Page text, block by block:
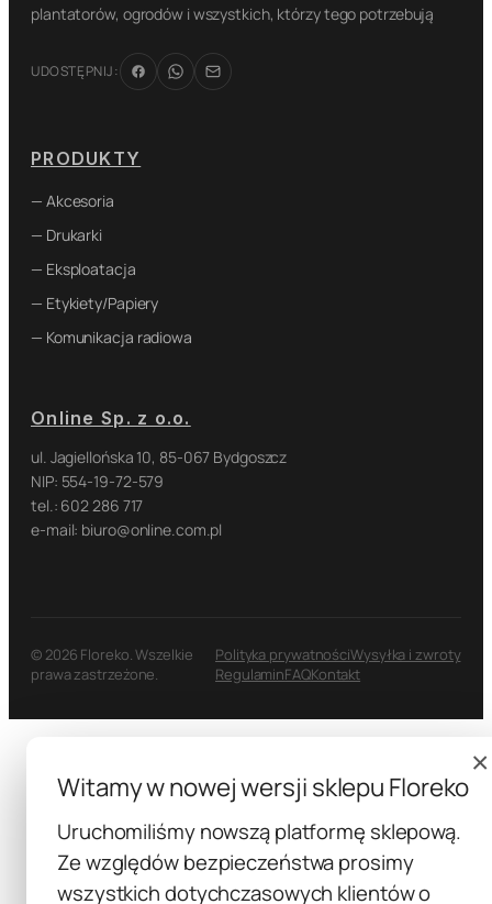
plantatorów, ogrodów i wszystkich, którzy tego potrzebują
UDOSTĘPNIJ:
PRODUKTY
— Akcesoria
— Drukarki
— Eksploatacja
— Etykiety/Papiery
— Komunikacja radiowa
Online Sp. z o.o.
ul. Jagiellońska 10, 85-067 Bydgoszcz
NIP: 554-19-72-579
tel.: 602 286 717
e-mail: biuro@online.com.pl
© 2026 Floreko. Wszelkie
prawa zastrzeżone.
Polityka prywatnościWysyłka i zwroty
RegulaminFAQKontakt
×
Witamy w nowej wersji sklepu Floreko
Uruchomiliśmy nowszą platformę sklepową.
Ze względów bezpieczeństwa prosimy
wszystkich dotychczasowych klientów o